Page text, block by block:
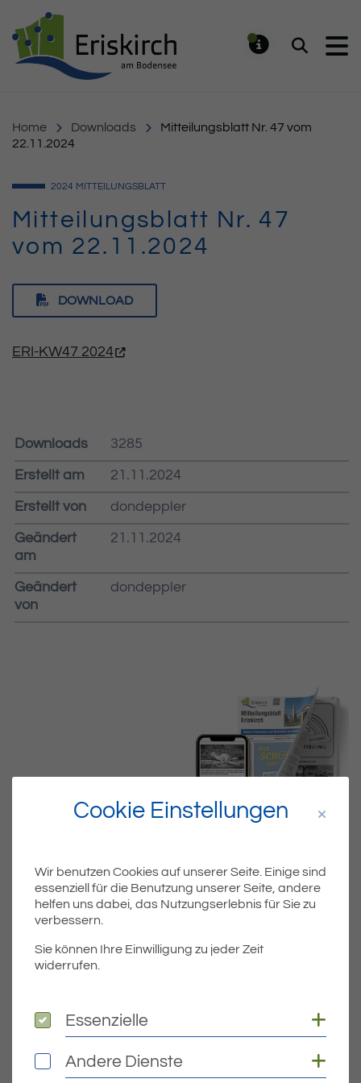
Suchen
Home Downloads
Mitteilungsblatt Nr. 47 vom
22.11.2024
2024 MITTEILUNGSBLATT
Mitteilungsblatt Nr. 47
vom 22.11.2024
DOWNLOAD
ERI-KW47 2024
Downloads 3285
Erstellt am 21.11.2024
Erstellt von dondeppler
Geändert
am
21.11.2024
Geändert
von
dondeppler
Dateiname
ERI_KW47_20_SEITEN.PDF
Dateityp
Cookie Einstellungen
Wir benutzen Cookies auf unserer Seite. Einige sind
essenziell für die Benutzung unserer Seite, andere
helfen uns dabei, das Nutzungserlebnis für Sie zu
verbessern.
Sie können Ihre Einwilligung zu jeder Zeit
widerrufen.
Essenzielle
Essenzielle
Andere Dienste
Andere Dienste